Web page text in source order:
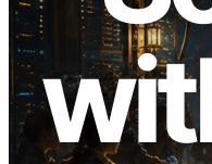
2026.08.05
ERPC Breidt
met Pingmeting
Regio’s —
Ook Gelanceerd